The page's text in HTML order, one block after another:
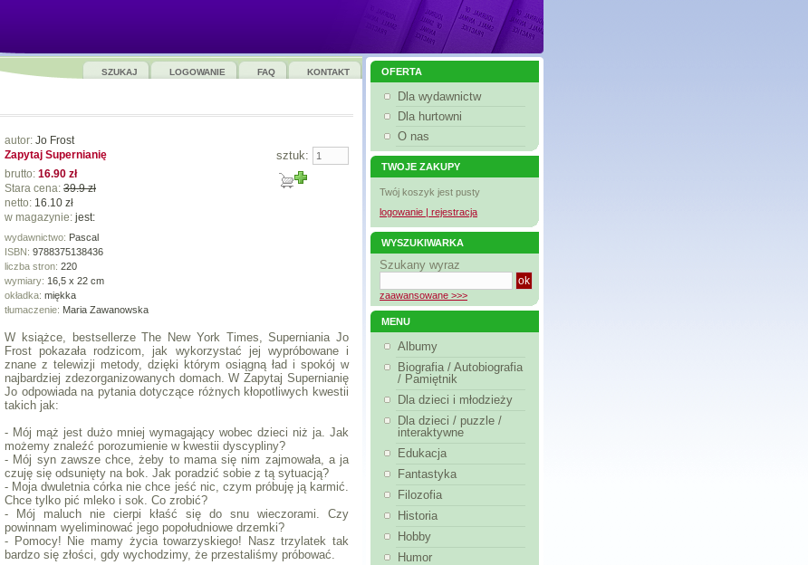
SZUKAJ LOGOWANIE FAQ KONTAKT
autor: Jo Frost
Zapytaj Supernianię
brutto: 16.90 zł
Stara cena: 39.9 zł
netto: 16.10 zł
w magazynie: jest:
sztuk:
wydawnictwo: Pascal
ISBN: 9788375138436
liczba stron: 220
wymiary: 16,5 x 22 cm
okładka: miękka
tłumaczenie: Maria Zawanowska
W książce, bestsellerze The New York Times, Superniania Jo
Frost pokazała rodzicom, jak wykorzystać jej wypróbowane i
znane z telewizji metody, dzięki którym osiągną ład i spokój w
najbardziej zdezorganizowanych domach. W Zapytaj Supernianię
Jo odpowiada na pytania dotyczące różnych kłopotliwych kwestii
takich jak:
- Mój mąż jest dużo mniej wymagający wobec dzieci niż ja. Jak
możemy znaleźć porozumienie w kwestii dyscypliny?
- Mój syn zawsze chce, żeby to mama się nim zajmowała, a ja
czuję się odsunięty na bok. Jak poradzić sobie z tą sytuacją?
- Moja dwuletnia córka nie chce jeść nic, czym próbuję ją karmić.
Chce tylko pić mleko i sok. Co zrobić?
- Mój maluch nie cierpi kłaść się do snu wieczorami. Czy
powinnam wyeliminować jego popołudniowe drzemki?
- Pomocy! Nie mamy życia towarzyskiego! Nasz trzylatek tak
bardzo się złości, gdy wychodzimy, że przestaliśmy próbować.
OFERTA
Dla wydawnictw
Dla hurtowni
O nas
TWOJE ZAKUPY
Twój koszyk jest pusty
logowanie | rejestracja
WYSZUKIWARKA
Szukany wyraz
zaawansowane >>>
MENU
Albumy
Biografia / Autobiografia
/ Pamiętnik
Dla dzieci i młodzieży
Dla dzieci / puzzle /
interaktywne
Edukacja
Fantastyka
Filozofia
Historia
Hobby
Humor